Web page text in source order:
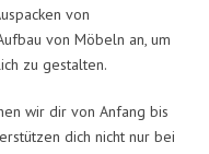
von
von Möbeln an, um
zu gestalten.
wir dir von Anfang bis
dich nicht nur bei